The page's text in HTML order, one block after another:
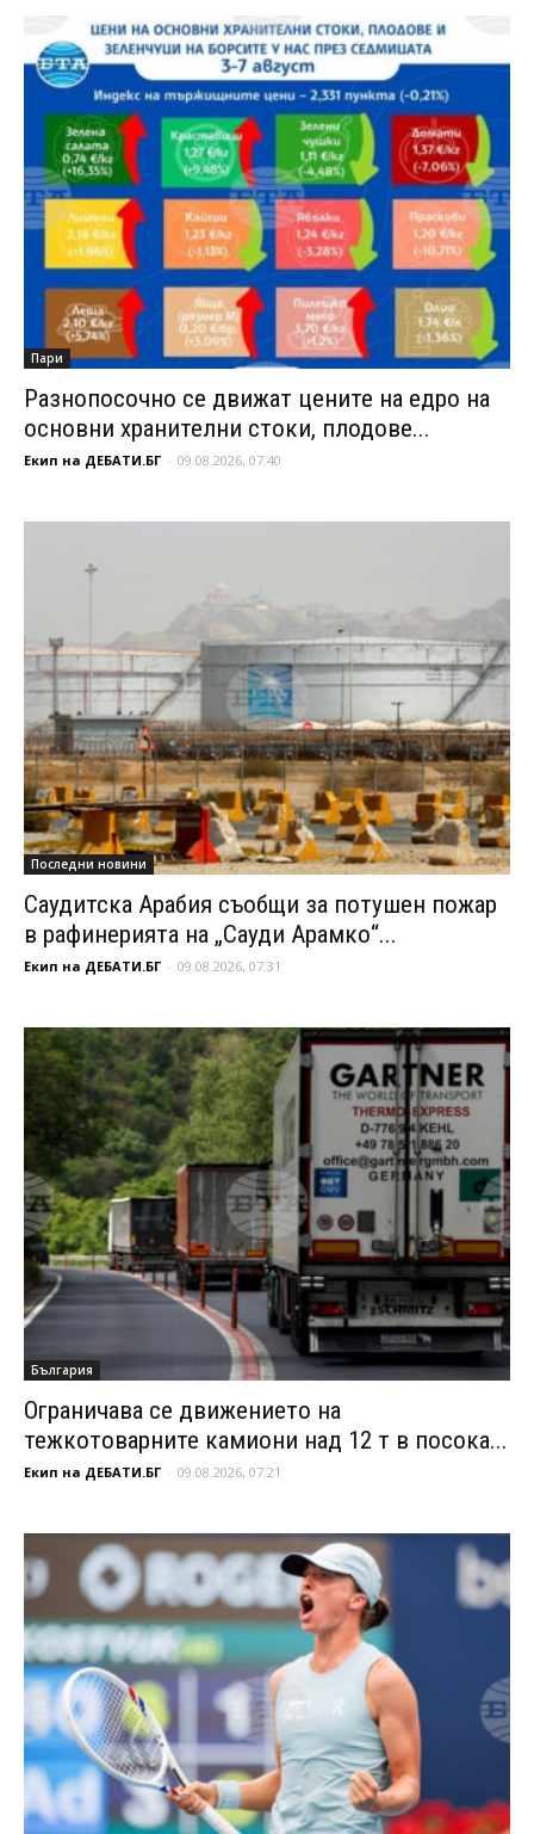
Пари
Разнопосочно се движат цените на едро на
основни хранителни стоки, плодове...
Екип на ДЕБАТИ.БГ - 09.08.2026, 07:40
Последни новини
Саудитска Арабия съобщи за потушен пожар
в рафинерията на „Сауди Арамко“...
Екип на ДЕБАТИ.БГ - 09.08.2026, 07:31
България
Ограничава се движението на
тежкотоварните камиони над 12 т в посока...
Екип на ДЕБАТИ.БГ - 09.08.2026, 07:21